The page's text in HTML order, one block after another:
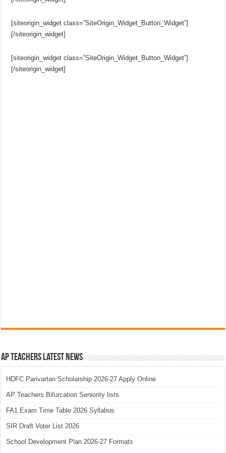
[siteorigin_widget class=”SiteOrigin_Widget_Button_Widget”]
[/siteorigin_widget]
[siteorigin_widget class=”SiteOrigin_Widget_Button_Widget”]
[/siteorigin_widget]
AP Teachers Latest News
HDFC Parivartan Scholarship 2026-27 Apply Online
AP Teachers Bifurcation Seniority lists
FA1 Exam Time Table 2026 Syllabus
SIR Draft Voter List 2026
School Development Plan 2026-27 Formats